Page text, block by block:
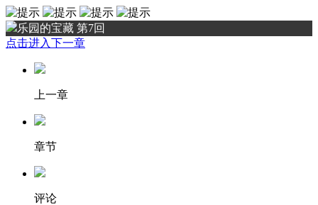
乐园的宝藏 第7回
点击进入下一章
上一章
章节
评论